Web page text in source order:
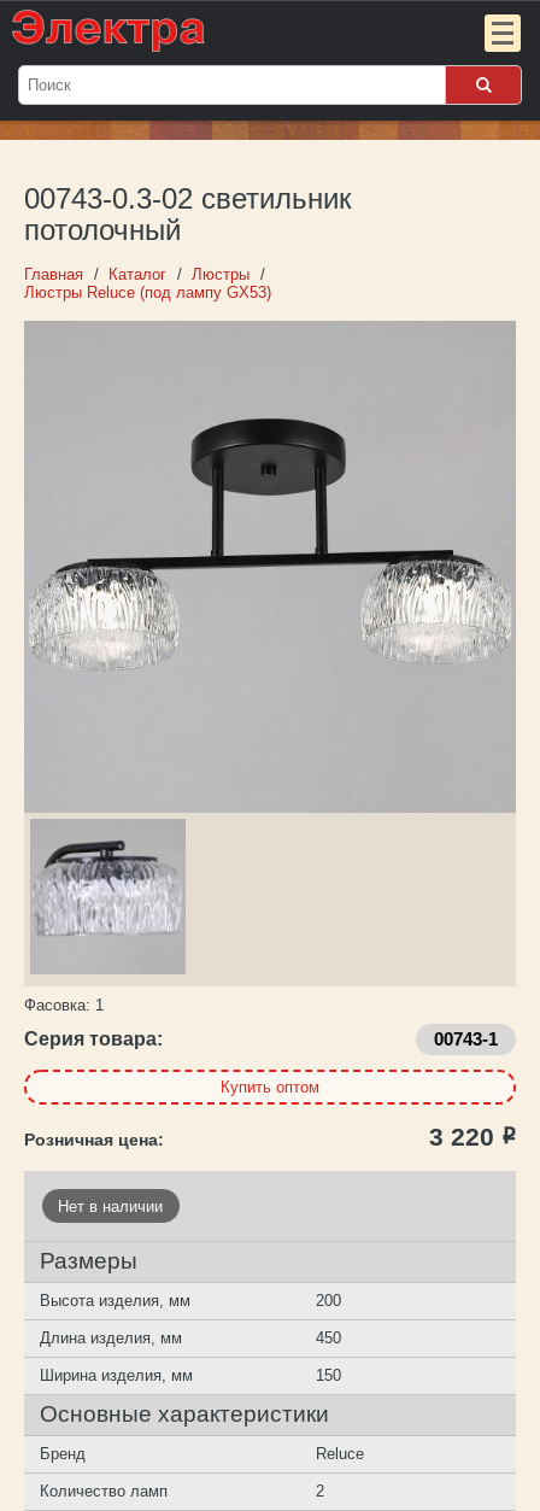
Мой
Пока
пуст
Войти
О компании
Каталог
товаров
00743-0.3-02 светильник
потолочный
Главная Каталог
Люстры
Люстры Reluce (под лампу GX53)
Фасовка: 1
Серия товара: 00743-1
Купить оптом
3 220 Р
Нет в наличии
Размеры
Высота изделия, мм 200
Длина изделия, мм 450
Ширина изделия, мм 150
Основные характеристики
Бренд Reluce
Количество ламп 2